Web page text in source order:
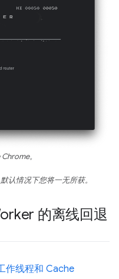
。
认情况下您将一无所获。
的离线回退
作线程和 Cache